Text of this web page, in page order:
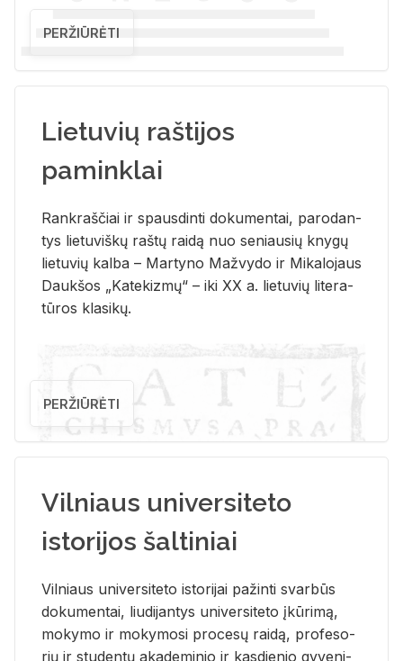
PERŽIŪRĖTI
Lietuvių raštijos
paminklai
Rank­raš­čiai ir spaus­din­ti do­ku­men­tai, pa­ro­dan­
tys lie­tu­viš­kų raš­tų rai­dą nuo se­niau­sių kny­gų
lie­tu­vių kal­ba – Mar­ty­no Ma­žvy­do ir Mi­ka­lo­jaus
Dauk­šos „Ka­te­kiz­mų“ – iki XX a. lie­tu­vių li­te­ra­
tū­ros kla­si­kų.
PERŽIŪRĖTI
Vilniaus universiteto
istorijos šaltiniai
Vil­niaus uni­ver­si­te­to is­to­ri­jai pa­žin­ti svar­būs
do­ku­men­tai, liu­di­jan­tys uni­ver­si­te­to įkū­ri­mą,
mo­ky­mo ir mo­ky­mo­si pro­ce­sų rai­dą, pro­fe­so­
rių ir stu­den­tų aka­de­mi­nio ir kas­die­nio gy­ve­ni­